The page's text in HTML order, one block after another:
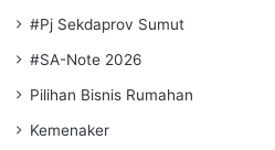
#Pj Sekdaprov Sumut
#SA-Note 2026
Pilihan Bisnis Rumahan
Kemenaker